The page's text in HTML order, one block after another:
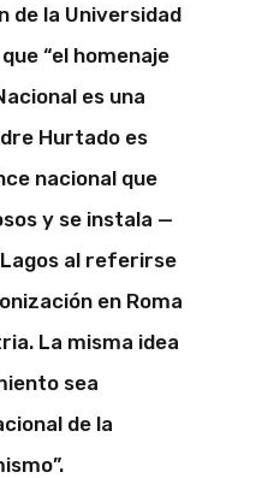
la Universidad
“el homenaje
es una
Hurtado es
nacional que
y se instala —
al referirse
en Roma
La misma idea
sea
de la